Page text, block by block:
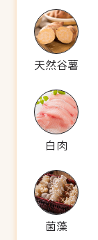
天然谷薯
白肉
菌藻